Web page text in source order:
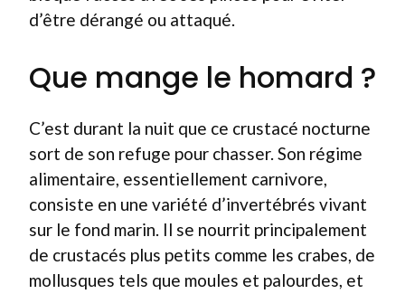
d’être dérangé ou attaqué.
Que mange le homard ?
C’est durant la nuit que ce crustacé nocturne
sort de son refuge pour chasser. Son régime
alimentaire, essentiellement carnivore,
consiste en une variété d’invertébrés vivant
sur le fond marin. Il se nourrit principalement
de crustacés plus petits comme les crabes, de
mollusques tels que moules et palourdes, et